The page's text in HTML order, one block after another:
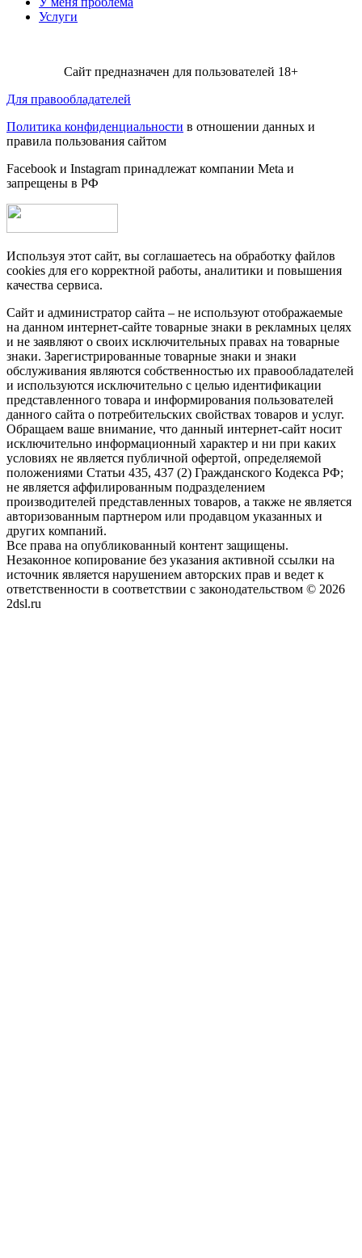
Услуги
Сайт предназначен для пользователей 18+
Для правообладателей
Политика конфиденциальности в отношении данных и
правила пользования сайтом
Facebook и Instagram принадлежат компании Metа и
запрещены в РФ
Используя этот сайт, вы соглашаетесь на обработку файлов
cookies для его корректной работы, аналитики и повышения
качества сервиса.
Сайт и администратор сайта – не используют отображаемые
на данном интернет-сайте товарные знаки в рекламных целях
и не заявляют о своих исключительных правах на товарные
знаки. Зарегистрированные товарные знаки и знаки
обслуживания являются собственностью их правообладателей
и используются исключительно с целью идентификации
представленного товара и информирования пользователей
данного сайта о потребительских свойствах товаров и услуг.
Обращаем ваше внимание, что данный интернет-сайт носит
исключительно информационный характер и ни при каких
условиях не является публичной офертой, определяемой
положениями Статьи 435, 437 (2) Гражданского Кодекса РФ;
не является аффилированным подразделением
производителей представленных товаров, а также не является
авторизованным партнером или продавцом указанных и
других компаний.
Все права на опубликованный контент защищены.
Незаконное копирование без указания активной ссылки на
источник является нарушением авторских прав и ведет к
ответственности в соответствии с законодательством © 2026
2dsl.ru